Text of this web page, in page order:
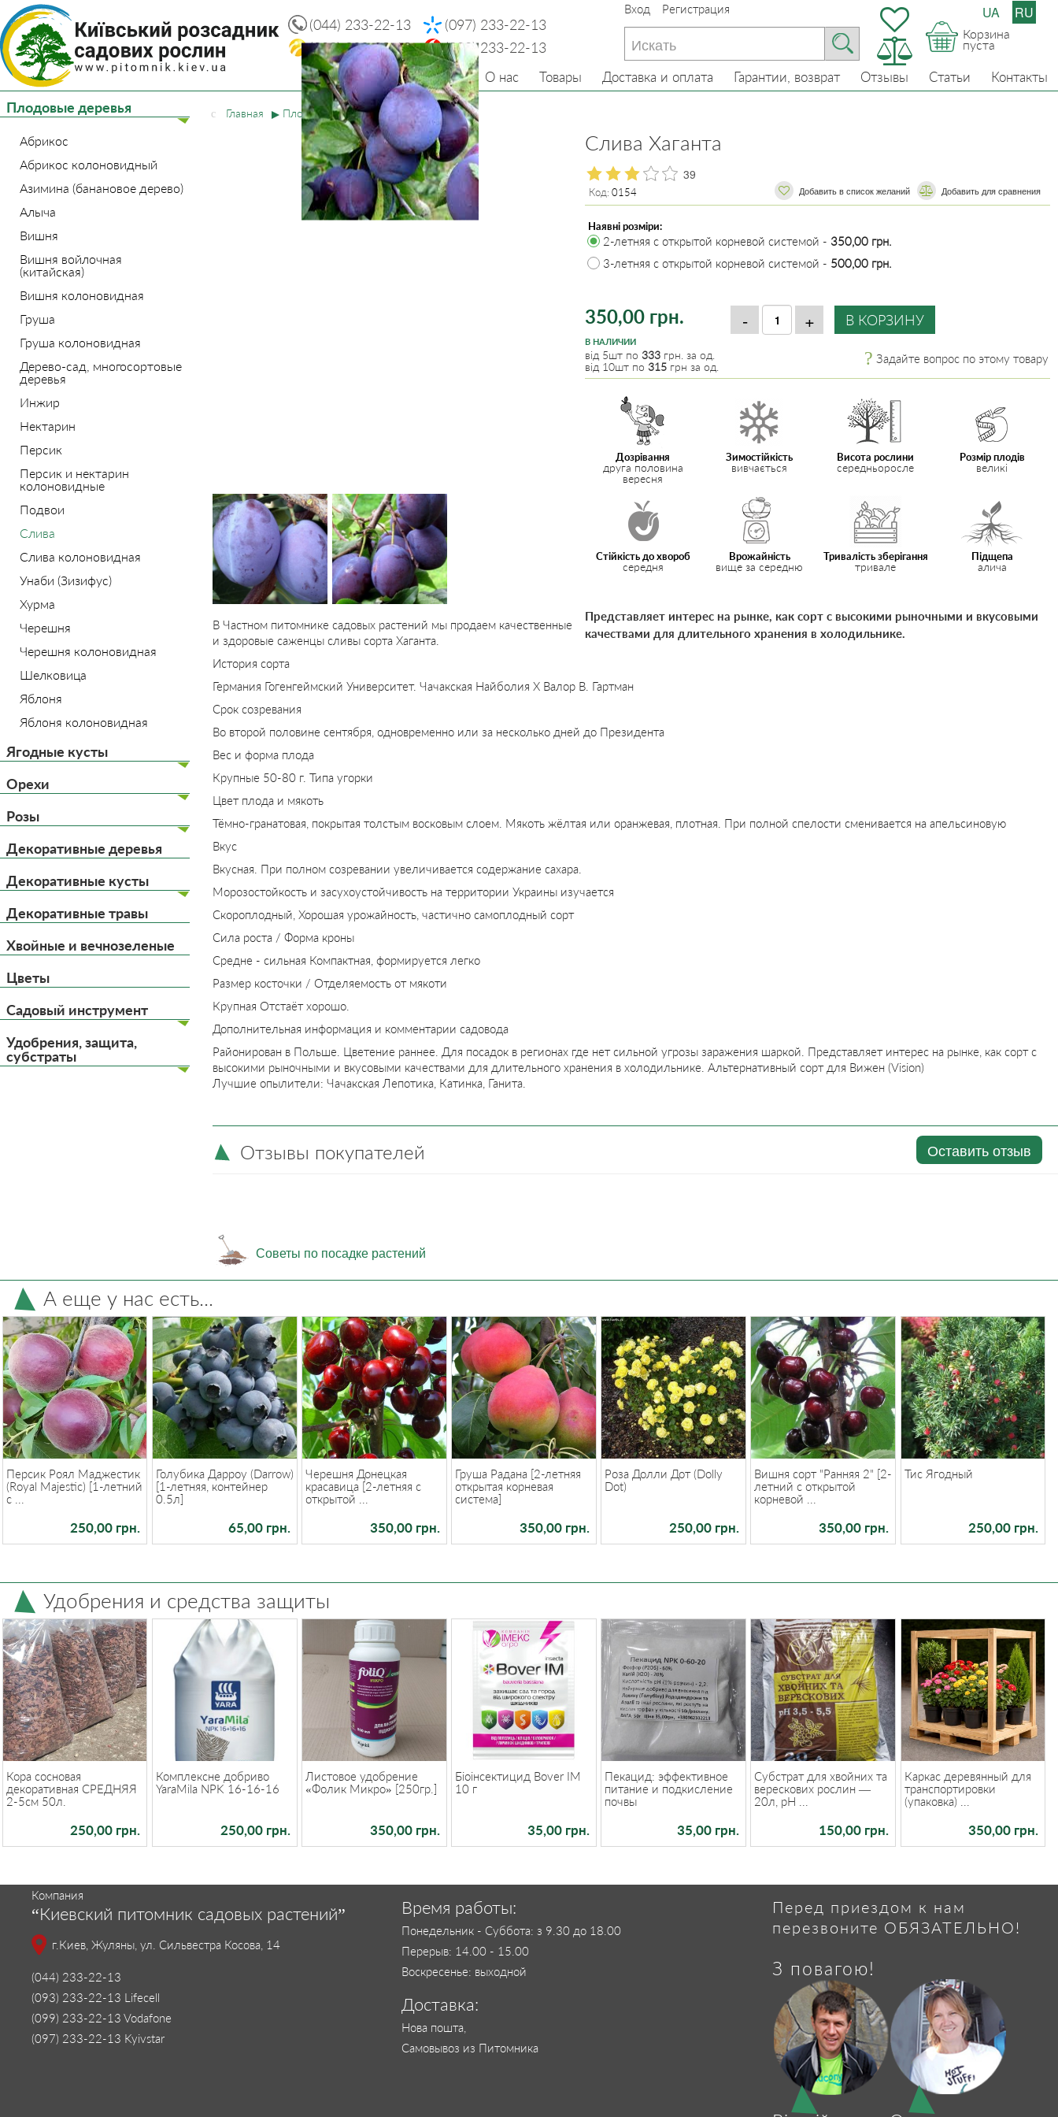
(044) 233-22-13
(097) 233-22-13
(093) 233-22-13
(099) 233-22-13
Вход Регистрация
Корзина
пуста
UA RU
Главная О нас Товары Доставка и оплата Гарантии, возврат Отзывы Статьи Контакты
Плодовые деревья
Абрикос
Абрикос колоновидный
Азимина (банановое дерево)
Алыча
Вишня
Вишня войлочная
(китайская)
Вишня колоновидная
Груша
Груша колоновидная
Дерево-сад, многосортовые
деревья
Инжир
Нектарин
Персик
Персик и нектарин
колоновидные
Подвои
Слива
Слива колоновидная
Унаби (Зизифус)
Хурма
Черешня
Черешня колоновидная
Шелковица
Яблоня
Яблоня колоновидная
Ягодные кусты
Орехи
Розы
Декоративные деревья
Декоративные кусты
Декоративные травы
Хвойные и вечнозеленые
Цветы
Садовый инструмент
Удобрения, защита,
субстраты
Главная Плодовые деревья Слива
Слива Хаганта
39
Код: 0154
350,00 грн.
Добавить в список желаний ​​Добавить для сравнения
Наявні розміри:
2-летняя с открытой корневой системой - 350,00 грн.
3-летняя с открытой корневой системой - 500,00 грн.
В НАЛИЧИИ
від 5шт по 333 грн. за од.
від 10шт по 315 грн за од.
Задайте вопрос по этому товару
Дозрівання
друга половина
вересня
Зимостійкість
вивчається
Висота рослини
середньоросле
Розмір плодів
великі
Стійкість до хвороб
середня
Врожайність
вище за середню
Тривалість зберігання
тривале
Підщепа
алича
Представляет интерес на рынке, как сорт с высокими рыночными и вкусовыми
качествами для длительного хранения в холодильнике.
В Частном питомнике садовых растений мы продаем качественные
и здоровые саженцы сливы сорта Хаганта.
История сорта
Германия Гогенгеймский Университет. Чачакская Найболия Х Валор В. Гартман
Срок созревания
Во второй половине сентября, одновременно или за несколько дней до Президента
Вес и форма плода
Крупные 50-80 г. Типа угорки
Цвет плода и мякоть
Тёмно-гранатовая, покрытая толстым восковым слоем. Мякоть жёлтая или оранжевая, плотная. При полной спелости сменивается на апельсиновую
Вкус
Вкусная. При полном созревании увеличивается содержание сахара.
Морозостойкость и засухоустойчивость на территории Украины изучается
Скороплодный, Хорошая урожайность, частично самоплодный сорт
Сила роста / Форма кроны
Средне - сильная Компактная, формируется легко
Размер косточки / Отделяемость от мякоти
Крупная Отстаёт хорошо.
Дополнительная информация и комментарии садовода
Районирован в Польше. Цветение раннее. Для посадок в регионах где нет сильной угрозы заражения шаркой. Представляет интерес на рынке, как сорт с
высокими рыночными и вкусовыми качествами для длительного хранения в холодильнике. Альтернативный сорт для Вижен (Vision)
Лучшие опылители: Чачакская Лепотика, Катинка, Ганита.
Оставить отзыв
Отзывы покупателей
Советы по посадке растений
А еще у нас есть...
Персик Роял Маджестик
(Royal Majestic) [1-летний
с ...
250,00 грн.
Голубика Дарроу (Darrow)
[1-летняя, контейнер
0.5л]
65,00 грн.
Черешня Донецкая
красавица [2-летняя с
открытой ...
350,00 грн.
Груша Радана [2-летняя
открытая корневая
система]
350,00 грн.
Роза Долли Дот (Dolly
Dot)
250,00 грн.
Вишня сорт "Ранняя 2" [2-
летний с открытой
корневой ...
350,00 грн.
Тис Ягодный
250,00 грн.
Удобрения и средства защиты
Кора сосновая
декоративная СРЕДНЯЯ
2-5см 50л.
250,00 грн.
Комплексне добриво
YaraMila NPK 16-16-16
250,00 грн.
Листовое удобрение
«Фолик Микро» [250гр.]
350,00 грн.
Біоінсектицид Bover IM
10 г
35,00 грн.
Пекацид: эффективное
питание и подкисление
почвы
35,00 грн.
Субстрат для хвойних та
верескових рослин —
20л, pH ...
150,00 грн.
Каркас деревянный для
транспортировки
(упаковка) ...
350,00 грн.
Компания
“Киевский питомник садовых растений”
г.Киев, Жуляны, ул. Сильвестра Косова, 14
(044) 233-22-13
(093) 233-22-13 Lifecell
(099) 233-22-13 Vodafone
(097) 233-22-13 Kyivstar
Время работы:
Понедельник - Суббота: з 9.30 до 18.00
Перерыв: 14.00 - 15.00
Воскресенье: выходной
Доставка:
Нова пошта,
Самовывоз из Питомника
Перед приездом к нам
перезвоните ОБЯЗАТЕЛЬНО!
З повагою!